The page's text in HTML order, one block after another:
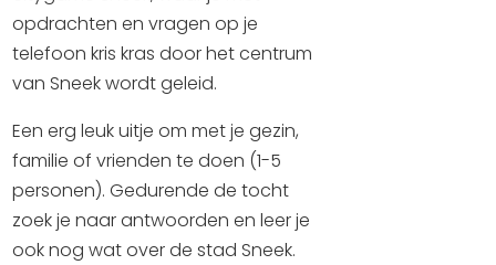
Jouw Sneek
De Friese meren
Other languages
UITagenda
Routes
opdrachten en vragen op je
telefoon kris kras door het centrum
van Sneek wordt geleid.
Een erg leuk uitje om met je gezin,
familie of vrienden te doen (1-5
personen). Gedurende de tocht
zoek je naar antwoorden en leer je
ook nog wat over de stad Sneek.